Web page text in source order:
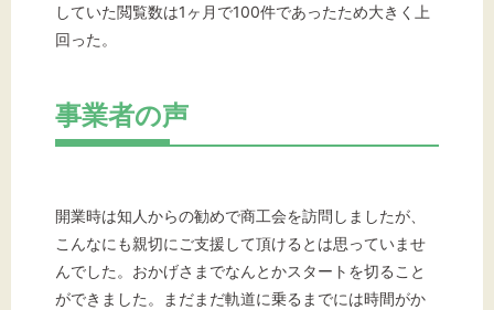
していた閲覧数は1ヶ月で100件であったため大きく上
回った。
事業者の声
開業時は知人からの勧めで商工会を訪問しましたが、
こんなにも親切にご支援して頂けるとは思っていませ
んでした。おかげさまでなんとかスタートを切ること
ができました。まだまだ軌道に乗るまでには時間がか